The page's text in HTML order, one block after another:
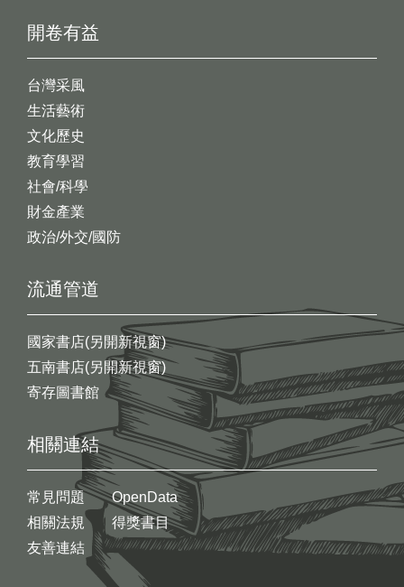
開卷有益
台灣采風
生活藝術
文化歷史
教育學習
社會/科學
財金產業
政治/外交/國防
流通管道
國家書店(另開新視窗)
五南書店(另開新視窗)
寄存圖書館
相關連結
常見問題
相關法規
友善連結
OpenData
得獎書目